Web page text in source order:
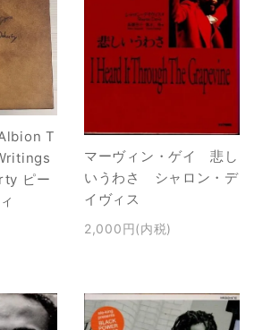
T
ピー
マーヴィン・ゲイ 悲し
いうわさ シャロン・デ
イヴィス
2,000円(内税)